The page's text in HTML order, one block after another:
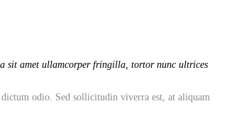
sit amet ullamcorper fringilla, tortor nunc ultrices
odio. Sed sollicitudin viverra est, at aliquam